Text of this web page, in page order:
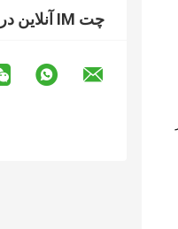
چت IM آنلاین در حال حاضر